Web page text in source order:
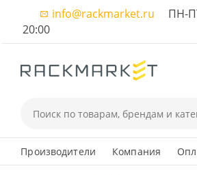
info@rackmarket.ru ПН-
20:00
Производители Компания